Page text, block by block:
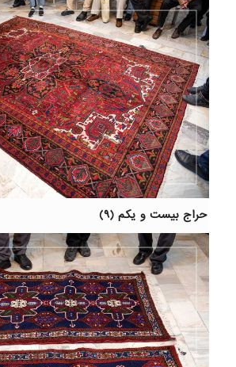
حراج بیست و یکم (۹)